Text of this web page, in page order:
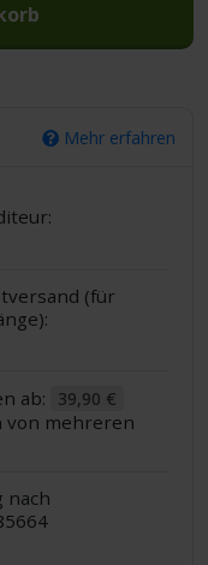
Mehr erfahren
(für
ab: 39,90 €
von mehreren
nach